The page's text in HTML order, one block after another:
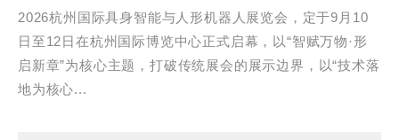
2026杭州国际具身智能与人形机器人展览会，定于9月10
日至12日在杭州国际博览中心正式启幕，以“智赋万物·形
启新章”为核心主题，打破传统展会的展示边界，以“技术落
地为核心...